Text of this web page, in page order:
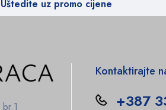
Uštedite uz promo cijene
Kontaktirajte
+387